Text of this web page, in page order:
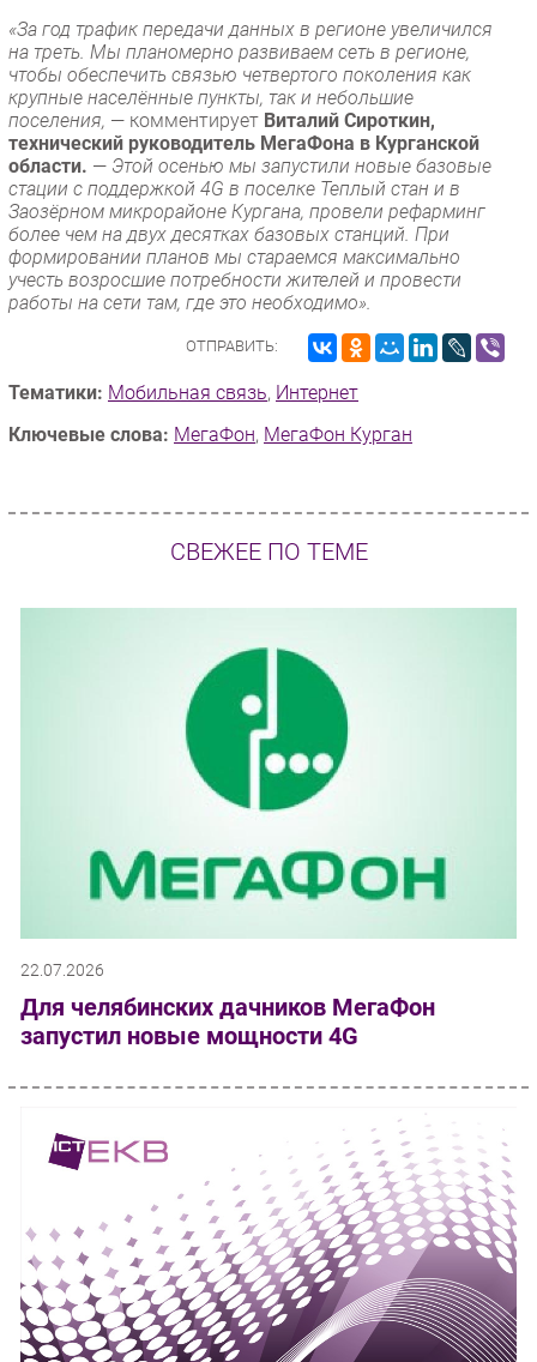
«За год трафик передачи данных в регионе увеличился
на треть. Мы планомерно развиваем сеть в регионе,
чтобы обеспечить связью четвертого поколения как
крупные населённые пункты, так и небольшие
поселения, — комментирует Виталий Сироткин,
технический руководитель МегаФона в Курганской
области. — Этой осенью мы запустили новые базовые
стации с поддержкой 4G в поселке Теплый стан и в
Заозёрном микрорайоне Кургана, провели рефарминг
более чем на двух десятках базовых станций. При
формировании планов мы стараемся максимально
учесть возросшие потребности жителей и провести
работы на сети там, где это необходимо».
ОТПРАВИТЬ:
Тематики: Мобильная связь, Интернет
Ключевые слова: МегаФон, МегаФон Курган
СВЕЖЕЕ ПО ТЕМЕ
22.07.2026
Для челябинских дачников МегаФон
запустил новые мощности 4G